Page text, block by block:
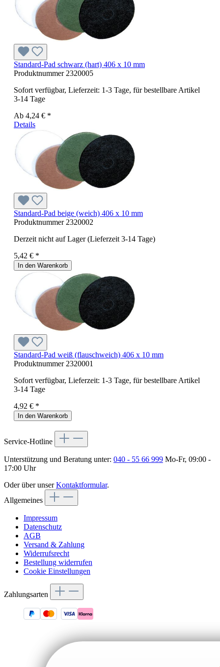
Standard-Pad schwarz (hart) 406 x 10 mm
Produktnummer 2320005
Sofort verfügbar, Lieferzeit: 1-3 Tage, für bestellbare Artikel
3-14 Tage
Ab 4,24 € *
Details
Standard-Pad beige (weich) 406 x 10 mm
Produktnummer 2320002
Derzeit nicht auf Lager (Lieferzeit 3-14 Tage)
5,42 € *
In den Warenkorb
Standard-Pad weiß (flauschweich) 406 x 10 mm
Produktnummer 2320001
Sofort verfügbar, Lieferzeit: 1-3 Tage, für bestellbare Artikel
3-14 Tage
4,92 € *
In den Warenkorb
Service-Hotline
Unterstützung und Beratung unter: 040 - 55 66 999 Mo-Fr, 09:00 -
17:00 Uhr
Oder über unserKontaktformular.
Allgemeines
Impressum
Datenschutz
AGB
Versand & Zahlung
Widerrufsrecht
Bestellung widerrufen
Cookie Einstellungen
Zahlungsarten